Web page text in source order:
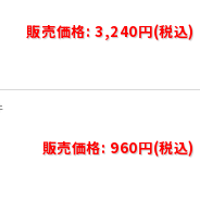
販売価格: 3,240円(税込)
販売価格: 960円(税込)